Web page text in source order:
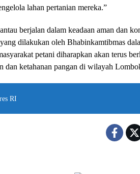
lahan pertanian mereka.”
berjalan dalam keadaan aman dan
dilakukan oleh Bhabinkamtibmas
petani diharapkan akan terus
dan ketahanan pangan di wilayah
RI